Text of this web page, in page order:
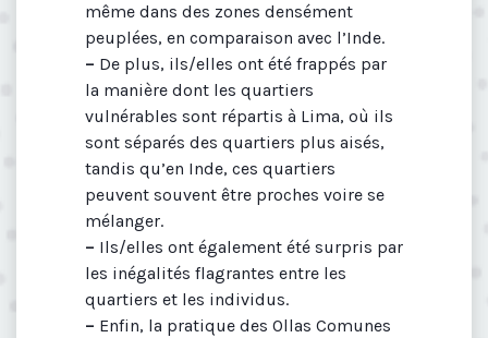
même dans des zones densément
peuplées, en comparaison avec l’Inde.
– De plus, ils/elles ont été frappés par
la manière dont les quartiers
vulnérables sont répartis à Lima, où ils
sont séparés des quartiers plus aisés,
tandis qu’en Inde, ces quartiers
peuvent souvent être proches voire se
mélanger.
– Ils/elles ont également été surpris par
les inégalités flagrantes entre les
quartiers et les individus.
– Enfin, la pratique des Ollas Comunes